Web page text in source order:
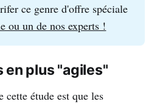
ce genre d'offre spéciale
ou un de nos experts !
en plus "agiles"
cette étude est que les